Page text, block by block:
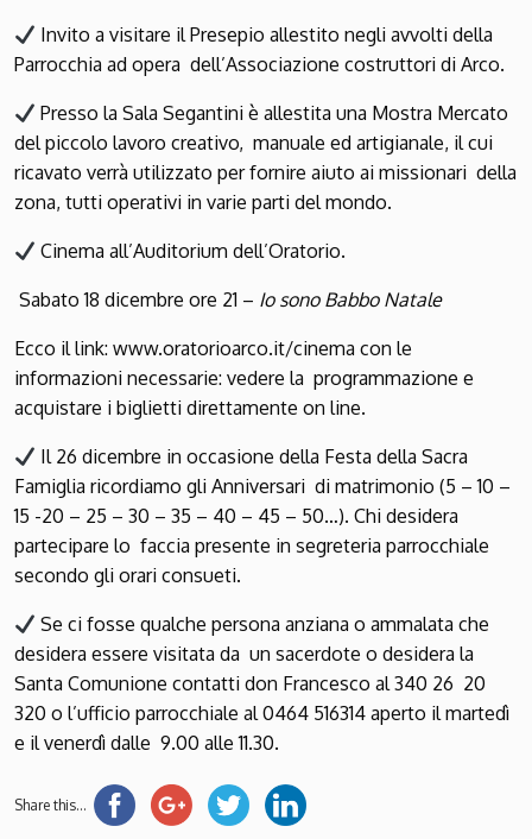
Invito a visitare il Presepio allestito negli avvolti della
Parrocchia ad opera dell’Associazione costruttori di Arco.
Presso la Sala Segantini è allestita una Mostra Mercato
del piccolo lavoro creativo, manuale ed artigianale, il cui
ricavato verrà utilizzato per fornire aiuto ai missionari della
zona, tutti operativi in varie parti del mondo.
Cinema all’Auditorium dell’Oratorio.
Sabato 18 dicembre ore 21 – Io sono Babbo Natale
Ecco il link: www.oratorioarco.it/cinema con le
informazioni necessarie: vedere la programmazione e
acquistare i biglietti direttamente on line.
Il 26 dicembre in occasione della Festa della Sacra
Famiglia ricordiamo gli Anniversari di matrimonio (5 – 10 –
15 -20 – 25 – 30 – 35 – 40 – 45 – 50…). Chi desidera
partecipare lo faccia presente in segreteria parrocchiale
secondo gli orari consueti.
Se ci fosse qualche persona anziana o ammalata che
desidera essere visitata da un sacerdote o desidera la
Santa Comunione contatti don Francesco al 340 26 20
320 o l’ufficio parrocchiale al 0464 516314 aperto il martedì
e il venerdì dalle 9.00 alle 11.30.
Share this...